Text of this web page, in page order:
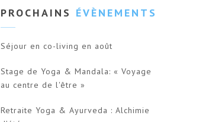
PROCHAINS ÉVÈNEMENTS
Séjour en co-living en août
Stage de Yoga & Mandala: « Voyage
au centre de l'être »
Retraite Yoga & Ayurveda : Alchimie